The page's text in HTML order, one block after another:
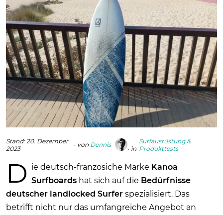
Stand: 20. Dezember
2023
• von Dennis • in
Surfausrüstung &
Produkttests
D ie deutsch-französiche Marke Kanoa
Surfboardshat sich auf die Bedürfnisse
deutscher landlocked Surfer spezialisiert. Das
betrifft nicht nur das umfangreiche Angebot an